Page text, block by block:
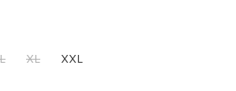
L XL XXL